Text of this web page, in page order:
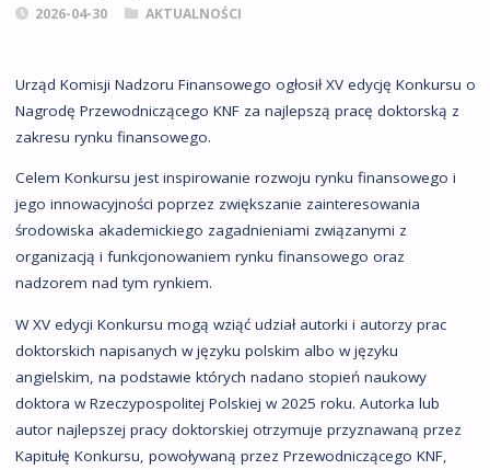
2026-04-30 AKTUALNOŚCI
Urząd Komisji Nadzoru Finansowego ogłosił XV edycję Konkursu o
Nagrodę Przewodniczącego KNF za najlepszą pracę doktorską z
zakresu rynku finansowego.
Celem Konkursu jest inspirowanie rozwoju rynku finansowego i
jego innowacyjności poprzez zwiększanie zainteresowania
środowiska akademickiego zagadnieniami związanymi z
organizacją i funkcjonowaniem rynku finansowego oraz
nadzorem nad tym rynkiem.
W XV edycji Konkursu mogą wziąć udział autorki i autorzy prac
doktorskich napisanych w języku polskim albo w języku
angielskim, na podstawie których nadano stopień naukowy
doktora w Rzeczypospolitej Polskiej w 2025 roku. Autorka lub
autor najlepszej pracy doktorskiej otrzymuje przyznawaną przez
Kapitułę Konkursu, powoływaną przez Przewodniczącego KNF,